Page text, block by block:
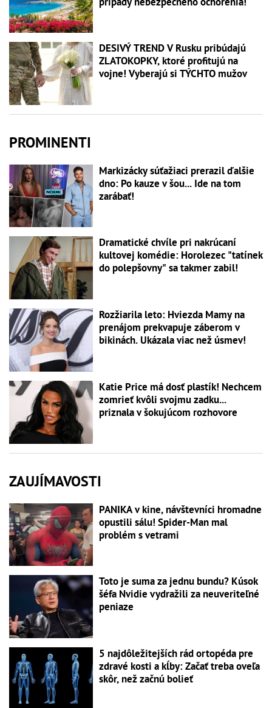
DESIVÝ TREND V Rusku pribúdajú
ZLATOKOPKY, ktoré profitujú na
vojne! Vyberajú si TÝCHTO mužov
PROMINENTI
Markizácky súťažiaci prerazil ďalšie
dno: Po kauze v šou... Ide na tom
zarábať!
Dramatické chvíle pri nakrúcaní
kultovej komédie: Horolezec "tatínek
do polepšovny" sa takmer zabil!
Rozžiarila leto: Hviezda Mamy na
prenájom prekvapuje záberom v
bikinách. Ukázala viac než úsmev!
Katie Price má dosť plastík! Nechcem
zomrieť kvôli svojmu zadku...
priznala v šokujúcom rozhovore
ZAUJÍMAVOSTI
PANIKA v kine, návštevníci hromadne
opustili sálu! Spider-Man mal
problém s vetrami
Toto je suma za jednu bundu? Kúsok
šéfa Nvidie vydražili za neuveriteľné
peniaze
5 najdôležitejších rád ortopéda pre
zdravé kosti a kĺby: Začať treba oveľa
skôr, než začnú bolieť